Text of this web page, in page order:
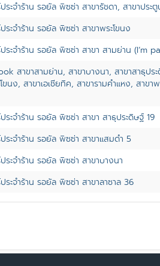
ระจำร้าน รอยัล พิซซ่า สาขารัชดา, สาขาประตู
ระจำร้าน รอยัล พิซซ่า สาขาพระโขนง
ระจำร้าน รอยัล พิซซ่า สาขา สามย่าน (I’m
สาขาสามย่าน, สาขาบางนา, สาขาสาธุปร
ขนง, สาขาเอเชียทิค, สาขารามคำแหง, สาขา
ระจำร้าน รอยัล พิซซ่า สาขา สาธุประดิษฐ์ 19
ระจำร้าน รอยัล พิซซ่า สาขาแสมดำ 5
ระจำร้าน รอยัล พิซซ่า สาขาบางนา
ระจำร้าน รอยัล พิซซ่า สาขาลาซาล 36